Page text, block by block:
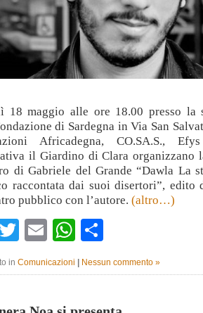
18 maggio alle ore 18.00 presso la
di Sardegna in Via San
Africadegna, CO.SA.S.,
il Giardino di Clara organizzano
di Gabriele del Grande “Dawla La
raccontata dai suoi disertori”, edito
pubblico con l’autore. (altro…)
Facebook
TwitterEmailWhatsApp
in Comunicazioni Nessun commento »